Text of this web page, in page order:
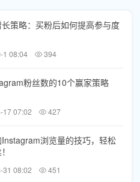
策略：买粉后如何提高参与度
1 08:04 394
粉丝数的10个赢家策略
17 07:02 427
浏览量的技巧，轻松
31 08:02 451